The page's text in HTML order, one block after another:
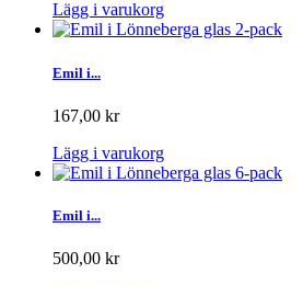
Lägg i varukorg
Emil i...
167,00 kr
Lägg i varukorg
Emil i...
500,00 kr